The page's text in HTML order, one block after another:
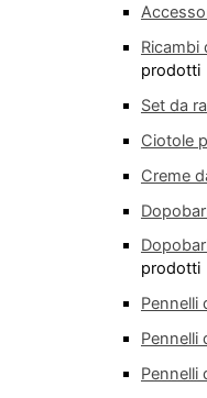
Ricambi
prodotti
Set da
Ciotole
Creme
prodotti
Pennelli
Pennelli
Pennelli